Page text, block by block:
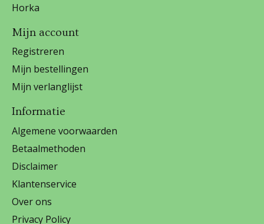
Horka
Mijn account
Registreren
Mijn bestellingen
Mijn verlanglijst
Informatie
Algemene voorwaarden
Betaalmethoden
Disclaimer
Klantenservice
Over ons
Privacy Policy